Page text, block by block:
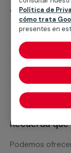
¿Qué incluye?
Mano de
Recuerda que
Podemos
Política de
cómo trata
presentes en